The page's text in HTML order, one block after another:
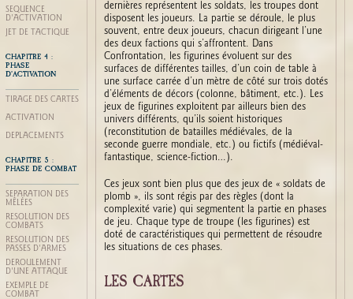
SÉQUENCE
D'ACTIVATION
JET DE TACTIQUE
CHAPITRE 4 :
PHASE
D’ACTIVATION
TIRAGE DES CARTES
ACTIVATION
DÉPLACEMENTS
CHAPITRE 5 :
PHASE DE COMBAT
SÉPARATION DES
MÊLÉES
RÉSOLUTION DES
COMBATS
RÉSOLUTION DES
PASSES D'ARMES
DÉROULEMENT
D'UNE ATTAQUE
EXEMPLE DE
COMBAT
dernières représentent les soldats, les troupes dont
disposent les joueurs. La partie se déroule, le plus
souvent, entre deux joueurs, chacun dirigeant l’une
des deux factions qui s’affrontent. Dans
Confrontation, les figurines évoluent sur des
surfaces de différentes tailles, d’un coin de table à
une surface carrée d’un mètre de côté sur trois dotés
d’éléments de décors (colonne, bâtiment, etc.). Les
jeux de figurines exploitent par ailleurs bien des
univers différents, qu’ils soient historiques
(reconstitution de batailles médiévales, de la
seconde guerre mondiale, etc.) ou fictifs (médiéval-
fantastique, science-fiction…).
Ces jeux sont bien plus que des jeux de « soldats de
plomb », ils sont régis par des règles (dont la
complexité varie) qui segmentent la partie en phases
de jeu. Chaque type de troupe (les figurines) est
doté de caractéristiques qui permettent de résoudre
les situations de ces phases.
LES CARTES